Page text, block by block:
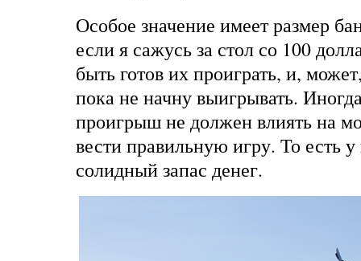
Особое значение имеет размер
если я сажусь за стол со 100
быть готов их проиграть, и,
пока не начну выигрывать.
проигрыш не должен влиять на
вести правильную игру. То есть
солидный запас денег.